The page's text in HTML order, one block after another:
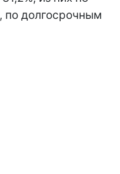
по долгосрочным